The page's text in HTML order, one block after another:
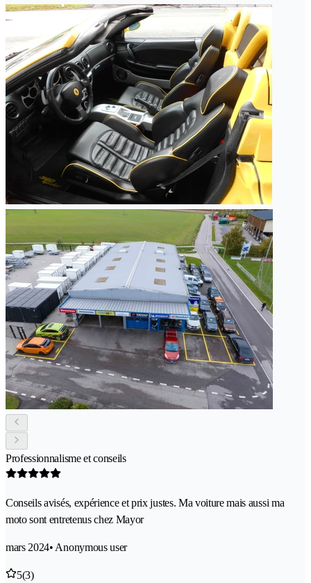
Professionnalisme et conseils
Conseils avisés, expérience et prix justes. Ma voiture mais aussi ma
moto sont entretenus chez Mayor
mars 2024• Anonymous user
5(3)